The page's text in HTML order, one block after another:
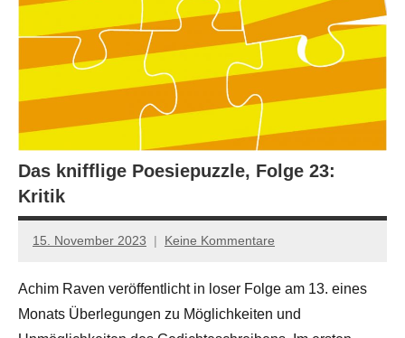
Das knifflige Poesiepuzzle, Folge 23:
Kritik
15. November 2023
Anton
Leitner
Keine Kommentare
Achim Raven veröffentlicht in loser Folge am 13. eines
Monats Überlegungen zu Möglichkeiten und